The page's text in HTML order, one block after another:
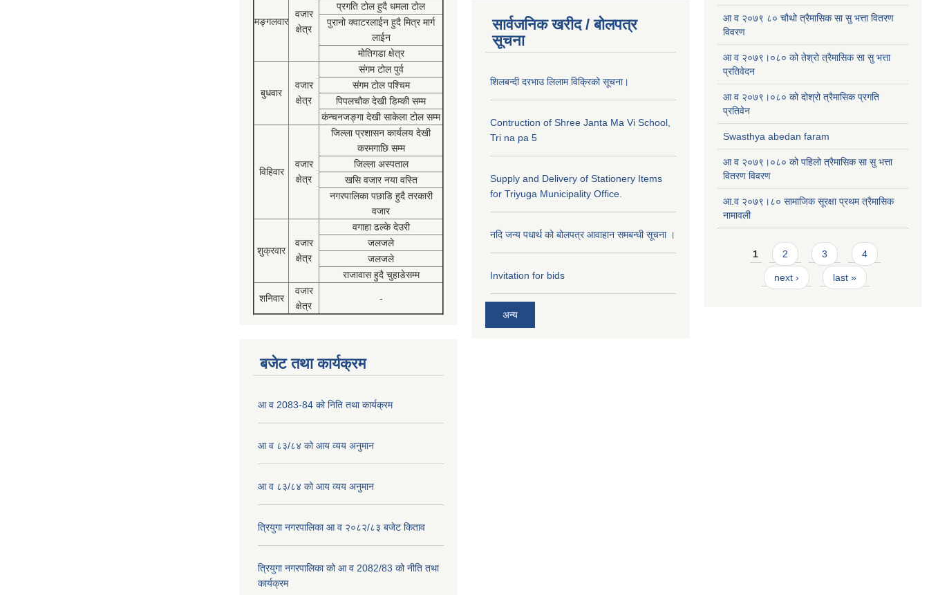
मङ्गलवार
वजार
क्षेत्र
प्रगति टोल हुदै धमला टोल
पुरानो क्वाटरलाईन हुदै मित्र मार्ग
लाईन
मोतिगडा क्षेत्र
बुधवार
वजार
क्षेत्र
संगम टोल पुर्व
संगम टोल पश्चिम
पिपलचौक देखी डिम्की सम्म
कंन्चनजङ्गा देखी साकेला टोल सम्म
विहिवार
वजार
क्षेत्र
जिल्ला प्रशासन कार्यलय देखी
करमगाछि सम्म
जिल्ला अस्पताल
खसि वजार नया वस्ति
नगरपालिका पछाडि हुदै तरकारी
वजार
शुक्रवार
वजार
क्षेत्र
वगाहा ढल्के देउरी
जलजले
जलजले
राजावास हुदै चुहाडेसम्म
शनिवार
वजार
क्षेत्र
-
बजेट तथा कार्यक्रम
आ व 2083-84 को निति तथा कार्यक्रम
आ व ८३/८४ को आय व्यय अनुमान
आ व ८३/८४ को आय व्यय अनुमान
त्रियुगा नगरपालिका आ व २०८२/८३ बजेट किताव
त्रियुगा नगरपालिका को आ व 2082/83 को नीति तथा
कार्यक्रम
सार्वजनिक खरीद / बोलपत्र
सूचना
शिलबन्दी दरभाउ लिलाम विक्रिको सूचना।
Contruction of Shree Janta Ma Vi School,
Tri na pa 5
Supply and Delivery of Stationery Items
for Triyuga Municipality Office.
नदि जन्य पधार्थ को बोलपत्र आवाहान समबन्धी सूचना ।
Invitation for bids
अन्य
आ व २०७९ ८० चौथो त्रैमासिक सा सु भत्ता वितरण
विवरण
आ व २०७९।०८० को तेश्रो त्रैमासिक सा सु भत्ता
प्रतिवेदन
आ व २०७९।०८० को दोश्रो त्रैमासिक प्रगति
प्रतिवेन
Swasthya abedan faram
आ व २०७९।०८० को पहिलो त्रैमासिक सा सु भत्ता
वितरण विवरण
आ.व २०७९।८० सामाजिक सूरक्षा प्रथम त्रैमासिक
नामावली
Pages
1 2 3 4
next › last »